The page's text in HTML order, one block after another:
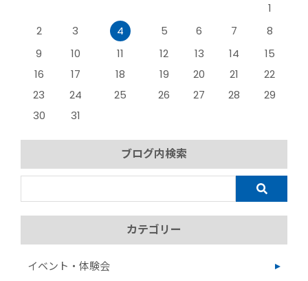
1
2
3 4 5 6 7
8
9
10 11 12 13 14
15
16
17 18 19 20 21
22
23
24 25 26 27 28
29
30
31
ブログ内検索
カテゴリー
イベント・体験会